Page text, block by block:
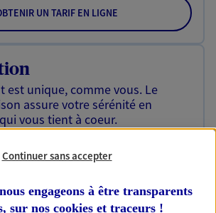
UN TARIF EN LIGNE
est unique, comme vous. Le
assure votre sérénité en
vous tient à coeur.
Continuer sans accepter
engageons à être transparents
sur nos cookies et traceurs !